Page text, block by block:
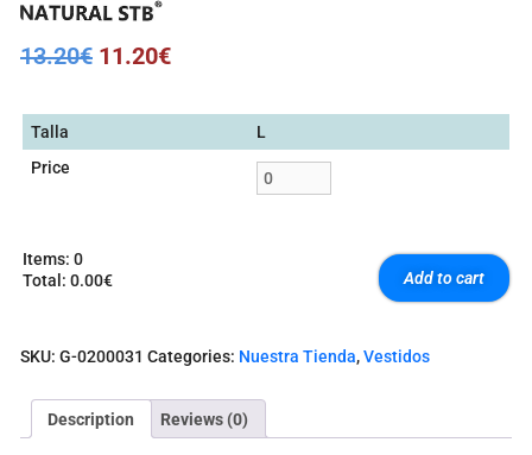
13.20€ 11.20€
Talla
L
Price
Items: 0
Total : 0.00€
e
Add to cart
SKU: G-0200031 Categories: Nuestra Tienda,Vestidos
Description Reviews (0)